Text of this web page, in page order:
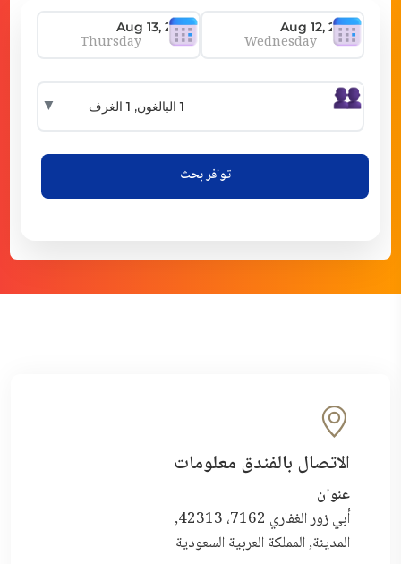
Wednesday
Thursday
▼
توافر بحث
الاتصال بالفندق معلومات
عنوان
أبي زور الغفاري 7162، 42313,
المدينة, المملكة العربية السعودية